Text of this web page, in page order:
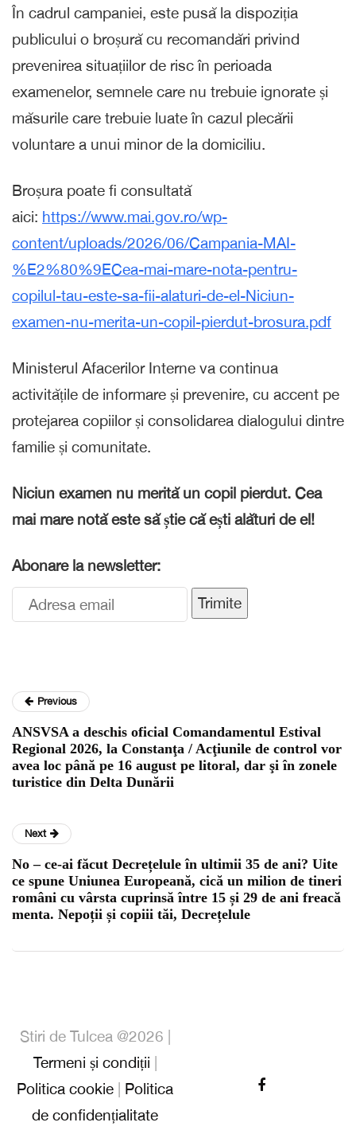
În cadrul campaniei, este pusă la dispoziția
publicului o broșură cu recomandări privind
prevenirea situațiilor de risc în perioada
examenelor, semnele care nu trebuie ignorate și
măsurile care trebuie luate în cazul plecării
voluntare a unui minor de la domiciliu.
Broșura poate fi consultată
aici: https://www.mai.gov.ro/wp-
content/uploads/2026/06/Campania-MAI-
%E2%80%9ECea-mai-mare-nota-pentru-
copilul-tau-este-sa-fii-alaturi-de-el-Niciun-
examen-nu-merita-un-copil-pierdut-brosura.pdf
Ministerul Afacerilor Interne va continua
activitățile de informare și prevenire, cu accent pe
protejarea copiilor și consolidarea dialogului dintre
familie și comunitate.
Niciun examen nu merită un copil pierdut. Cea
mai mare notă este să știe că ești alături de el!
Abonare la newsletter:
Trimite
Previous
ANSVSA a deschis oficial Comandamentul Estival
Regional 2026, la Constanţa / Acţiunile de control vor
avea loc până pe 16 august pe litoral, dar şi în zonele
turistice din Delta Dunării
Next
No – ce-ai făcut Decrețelule în ultimii 35 de ani? Uite
ce spune Uniunea Europeană, cică un milion de tineri
români cu vârsta cuprinsă între 15 și 29 de ani freacă
menta. Nepoții și copiii tăi, Decrețelule
Stiri de Tulcea @2026 |
Termeni și condiții |
Politica cookie | Politica
de confidențialitate